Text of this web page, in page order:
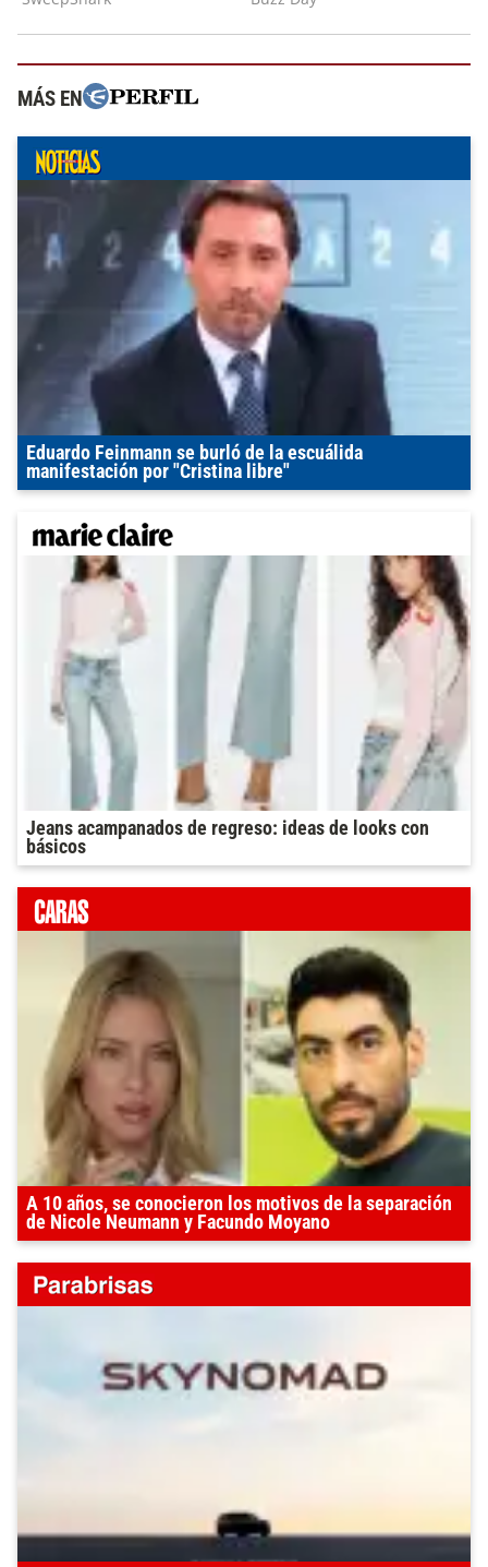
MÁS EN
Eduardo Feinmann se burló de la escuálida
manifestación por "Cristina libre"
Jeans acampanados de regreso: ideas de looks con
básicos
A 10 años, se conocieron los motivos de la separación
de Nicole Neumann y Facundo Moyano